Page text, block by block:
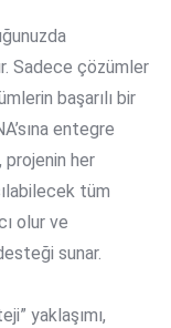
Sadece çözümler
başarılı bir
entegre
projenin her
tüm
olur ve
sunar.
yaklaşımı,